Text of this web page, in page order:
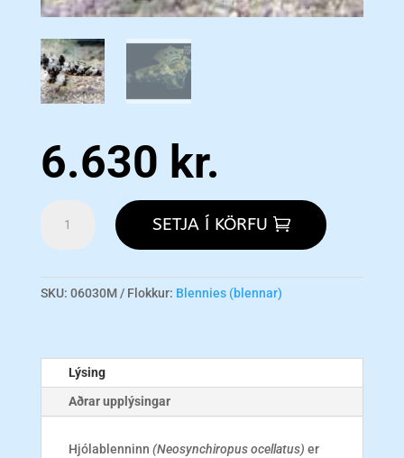
6.630 kr.
Blenny
SETJA Í KÖRFU
SKU: 06030M Flokkur: Blennies (blennar)
Lýsing
Aðrar upplýsingar
Hjólablenninn (Neosynchiropus ocellatus) er